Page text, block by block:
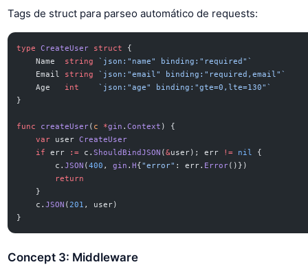
Tags de struct para parseo automático de requests:
type CreateUser struct
{
    Name
string
`json:"name" binding:"required"`
    Email
string
`json:"email" binding:"required,email"`
    Age
int
    `json:"age" binding:"gte=0,lte=130"`
}
func createUser( c *gin .Context ) {
    var
user CreateUser
    if
err := c.ShouldBindJSON (&user); err != nil
{
        c.
JSON (400 , gin .H{"error" : err. Error()})
        return
    }
    c.
JSON (201 , user)
}
Concept 3: Middleware